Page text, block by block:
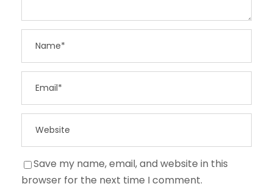
Save my name, email, and website in this
browser for the next time I comment.